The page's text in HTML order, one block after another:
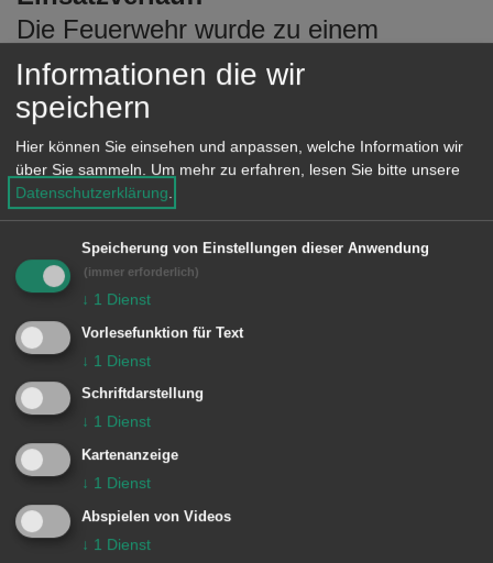
Die Feuerwehr wurde zu einem
verrauchten Keller alarmiert. Beim
Erkunden an der Einsatzstelle wurde
ein Defekt an der Heizanlage
festgestellt. Der Wasseraustritt
erzeugte die Rauchentwicklung. Das
Wasserschiebern entfernt.
Besondere Vorkommnisse:
Einheiten Feuerwehr Aalen:
Zugführer vom Dienst
1 Aalen
Informationen die wir
speichern
Hier können Sie einsehen und anpassen, welche Information wir
über Sie sammeln.
Um mehr zu erfahren, lesen Sie bitte unsere
Datenschutzerklärung
Speicherung von Einstellungen dieser Anwendung
(immer erforderlich)
↓ 1 Dienst
Vorlesefunktion für Text
↓ 1 Dienst
Schriftdarstellung
↓ 1 Dienst
Kartenanzeige
↓ 1 Dienst
Abspielen von Videos
↓ 1 Dienst